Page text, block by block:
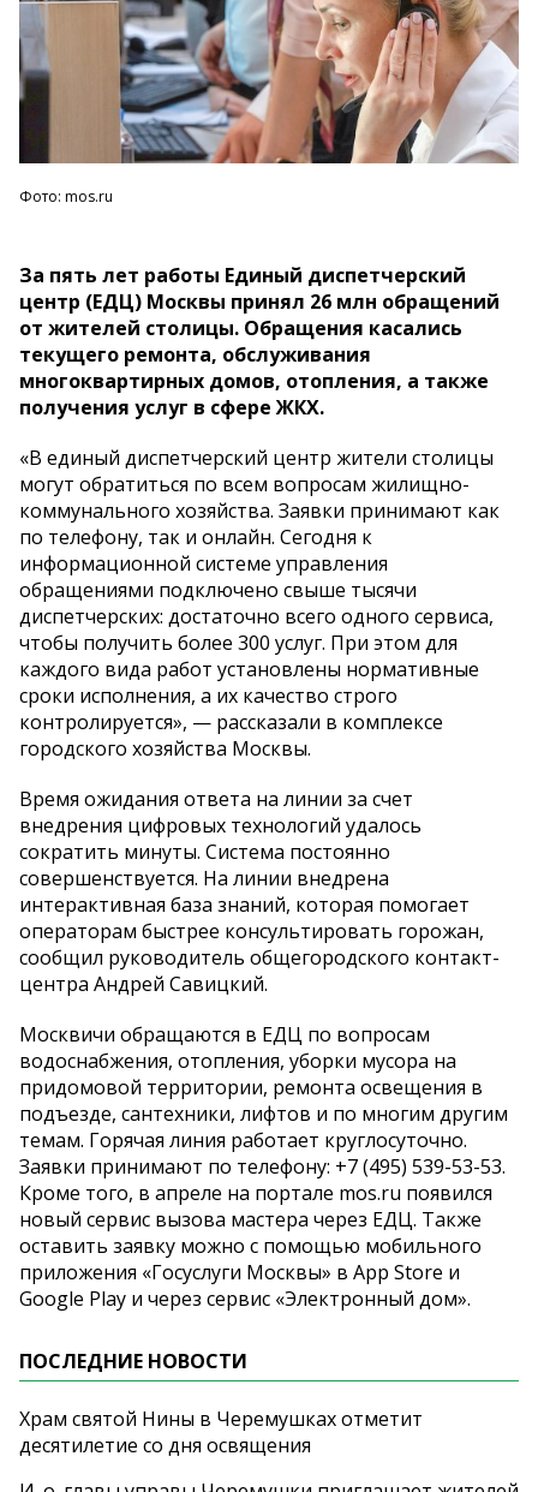
Фото: mos.ru
За пять лет работы Единый диспетчерский
центр (ЕДЦ) Москвы принял 26 млн обращений
от жителей столицы. Обращения касались
текущего ремонта, обслуживания
многоквартирных домов, отопления, а также
получения услуг в сфере ЖКХ.
«В единый диспетчерский центр жители столицы
могут обратиться по всем вопросам жилищно-
коммунального хозяйства. Заявки принимают как
по телефону, так и онлайн. Сегодня к
информационной системе управления
обращениями подключено свыше тысячи
диспетчерских: достаточно всего одного сервиса,
чтобы получить более 300 услуг. При этом для
каждого вида работ установлены нормативные
сроки исполнения, а их качество строго
контролируется», — рассказали в комплексе
городского хозяйства Москвы.
Время ожидания ответа на линии за счет
внедрения цифровых технологий удалось
сократить минуты. Система постоянно
совершенствуется. На линии внедрена
интерактивная база знаний, которая помогает
операторам быстрее консультировать горожан,
сообщил руководитель общегородского контакт-
центра Андрей Савицкий.
Москвичи обращаются в ЕДЦ по вопросам
водоснабжения, отопления, уборки мусора на
придомовой территории, ремонта освещения в
подъезде, сантехники, лифтов и по многим другим
темам. Горячая линия работает круглосуточно.
Заявки принимают по телефону: +7 (495) 539-53-53.
Кроме того, в апреле на портале mos.ru появился
новый сервис вызова мастера через ЕДЦ. Также
оставить заявку можно с помощью мобильного
приложения «Госуслуги Москвы» в App Store и
Google Play и через сервис «Электронный дом».
ПОСЛЕДНИЕ НОВОСТИ
Храм святой Нины в Черемушках отметит
десятилетие со дня освящения